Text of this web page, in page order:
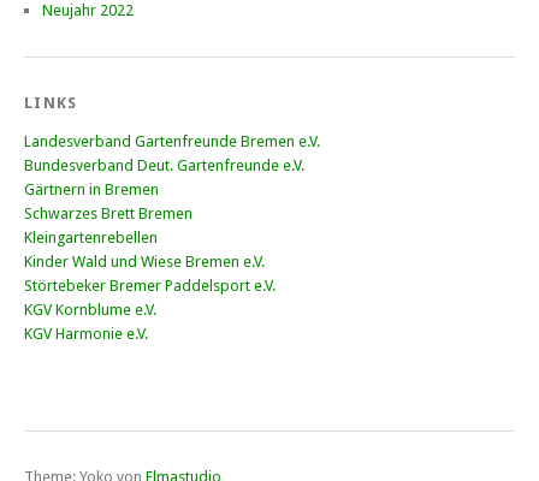
Neujahr 2022
LINKS
Landesverband Gartenfreunde Bremen e.V.
Bundesverband Deut. Gartenfreunde e.V.
Gärtnern in Bremen
Schwarzes Brett Bremen
Kleingartenrebellen
Kinder Wald und Wiese Bremen e.V.
Störtebeker Bremer Paddelsport e.V.
KGV Kornblume e.V.
KGV Harmonie e.V.
Theme: Yoko von Elmastudio